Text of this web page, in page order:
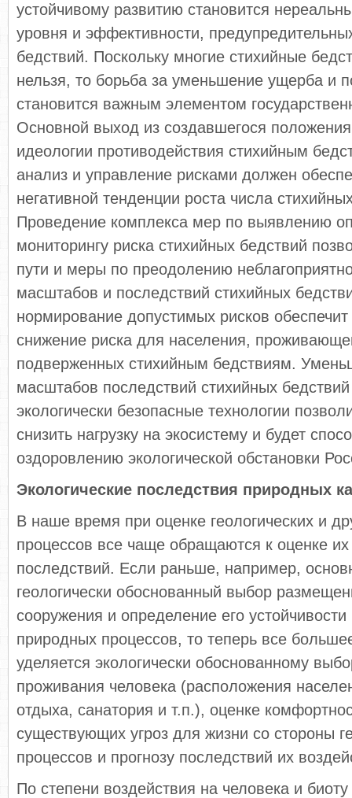
устойчивому развитию становится
уровня и эффективности,
бедствий. Поскольку многие стихийные
нельзя, то борьба за уменьшение ущерба и
становится важным элементом
Основной выход из создавшегося
идеологии противодействия стихийным
анализ и управление рисками должен
негативной тенденции роста числа
Проведение комплекса мер по выявлению
мониторингу риска стихийных бедствий
пути и меры по преодолению
масштабов и последствий стихийных
нормирование допустимых рисков
снижение риска для населения,
подверженных стихийным бедствиям.
масштабов последствий стихийных
экологически безопасные технологии
снизить нагрузку на экосистему и будет
оздоровлению экологической обстановки
Экологические последствия природных
В наше время при оценке геологических и
процессов все чаще обращаются к оценке их
последствий. Если раньше, например,
геологически обоснованный выбор
сооружения и определение его
природных процессов, то теперь все
уделяется экологически обоснованному
проживания человека (расположения
отдыха, санатория и т.п.), оценке
существующих угроз для жизни со стороны
процессов и прогнозу последствий их
По степени воздействия на человека и биоту